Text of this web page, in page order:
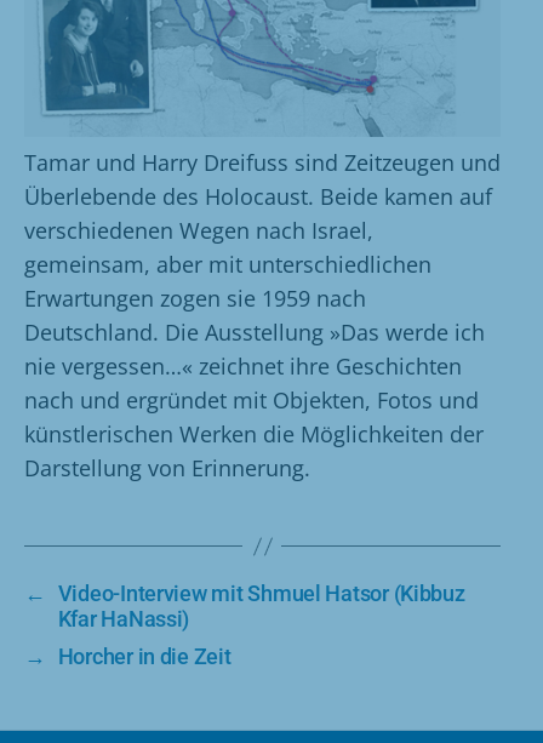
Tamar und Harry Dreifuss sind Zeitzeugen und
Überlebende des Holocaust. Beide kamen auf
verschiedenen Wegen nach Israel,
gemeinsam, aber mit unterschiedlichen
Erwartungen zogen sie 1959 nach
Deutschland. Die Ausstellung »Das werde ich
nie vergessen…« zeichnet ihre Geschichten
nach und ergründet mit Objekten, Fotos und
künstlerischen Werken die Möglichkeiten der
Darstellung von Erinnerung.
←
Video-Interview mit Shmuel Hatsor (Kibbuz
Kfar HaNassi)
→
Horcher in die Zeit